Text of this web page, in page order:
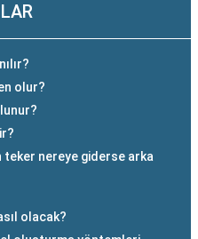
olur?
nereye giderse arka
olacak?